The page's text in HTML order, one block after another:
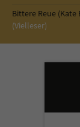
Bittere Reue
(Vielleser)